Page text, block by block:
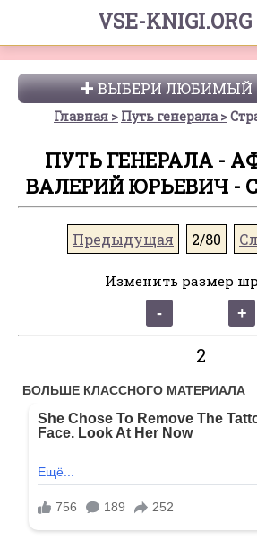
VSE-KNIGI.ORG
ВЫБЕРИ ЛЮБИМЫЙ
Главная Путь генерала
ПУТЬ ГЕНЕРАЛА -
ВАЛЕРИЙ ЮРЬЕВИЧ -
Предыдущая 2/80
Изменить размер
2